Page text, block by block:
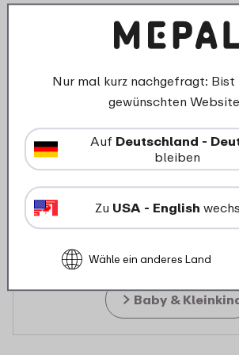
Baby &
Nur mal kurz nachgefragt: Bist
gewünschten
Auf Deutschland -
bleiben
Zu USA - English